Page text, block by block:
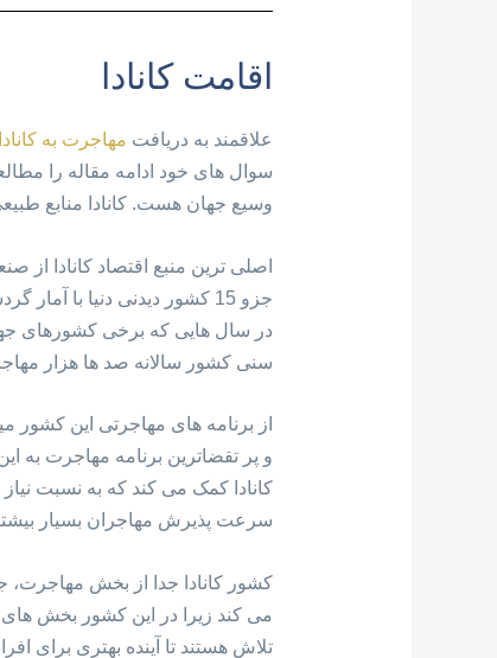
اقامت کانادا
علاقمند به دریافت مهاجرت به کانادا
وسیع جهان هست. کانادا منابع
اصلی ترین منبع اقتصاد کانادا
در سال هایی که برخی کشورهای
سنی کشور سالانه صد ها هزار
از برنامه های مهاجرتی این
کانادا کمک می کند که به نسبت نیاز
سرعت پذیرش مهاجران بسیار
کشور کانادا جدا از بخش
می کند زیرا در این کشور بخش های
تلاش هستند تا آینده بهتری برای